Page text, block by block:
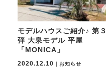
モデルハウスご紹介♪ 第３
弾 大泉モデル 平屋
「MONICA」
2020.12.10 ｜お知らせ